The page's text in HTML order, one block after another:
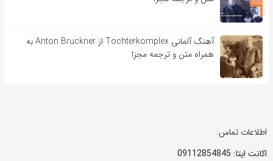
آهنگ آلمانی Tochterkomplex از Anton Bruckner به
همراه متن و ترجمه مجزا
اطلاعات تماس:
اکانت ایتا: 09112854845